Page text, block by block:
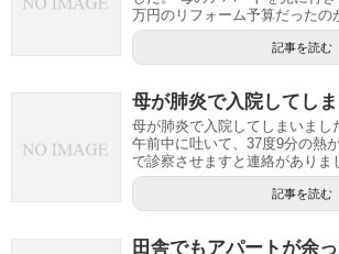
万円のリフォーム予算だったの
記事を読む
母が肺炎で入院してし
母が肺炎で入院してしまいまし
午前中に吐いて、37度9分の熱
で診察させますと連絡がありま
記事を読む
田舎でもアパートが余